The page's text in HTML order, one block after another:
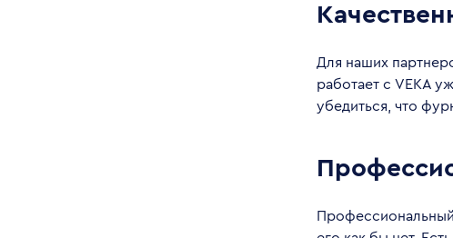
Для наших
работает с VEKA
убедиться, что